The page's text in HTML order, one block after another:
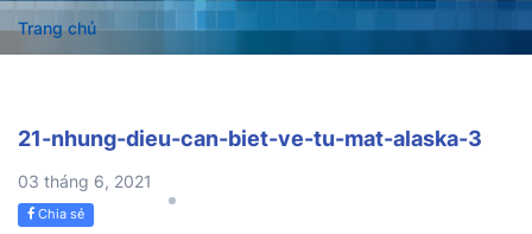
Trang chủ
21-nhung-dieu-can-biet-ve-tu-mat-alaska-3
03 tháng 6, 2021
Chia sẻ